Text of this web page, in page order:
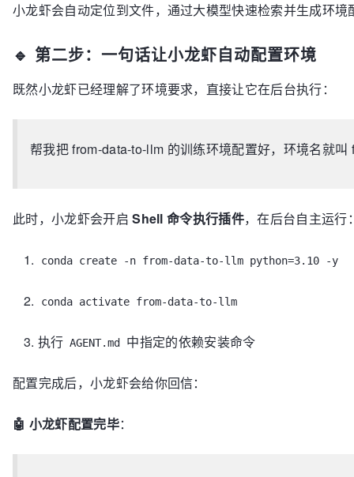
小龙虾会自动定位到文件，通过大模型快速检索并生成环境
🔹 第二步：一句话让小龙虾自动配置环境
既然小龙虾已经理解了环境要求，直接让它在后台执行：
帮我把 from-data-to-llm 的训练环境配置好，环境名就叫
此时，小龙虾会开启Shell 命令执行插件，在后台自主运行
conda create -n from-data-to-llm python=3.10 -y
conda activate from-data-to-llm
执行 AGENT.md 中指定的依赖安装命令
配置完成后，小龙虾会给你回信：
🤖 小龙虾配置完毕：